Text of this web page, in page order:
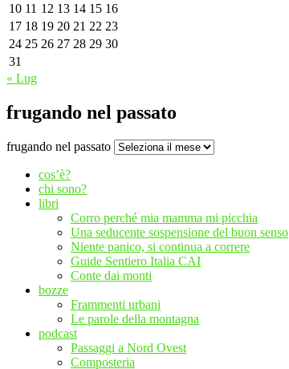
10 11 12 13 14 15 16
17 18 19 20 21 22 23
24 25 26 27 28 29 30
31
« Lug
frugando nel passato
frugando nel passato
cos’è?
chi sono?
libri
Corro perché mia mamma mi picchia
Una seducente sospensione del buon senso
Niente panico, si continua a correre
Guide Sentiero Italia CAI
Conte dai monti
bozze
Frammenti urbani
Le parole della montagna
podcast
Passaggi a Nord Ovest
Composteria